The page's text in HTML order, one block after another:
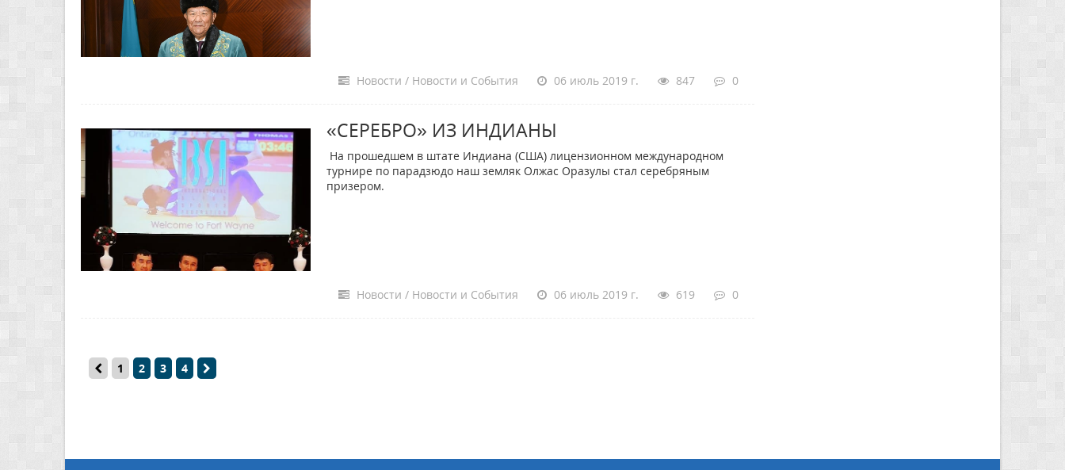
Новости / Новости и События 06 июль 2019 г. 847 0
«СЕРЕБРО» ИЗ ИНДИАНЫ
На прошедшем в штате Индиана (США) лицензионном международном
турнире по парадзюдо наш земляк Олжас Оразулы стал серебряным
призером.
Новости / Новости и События 06 июль 2019 г. 619 0
1 2 3 4